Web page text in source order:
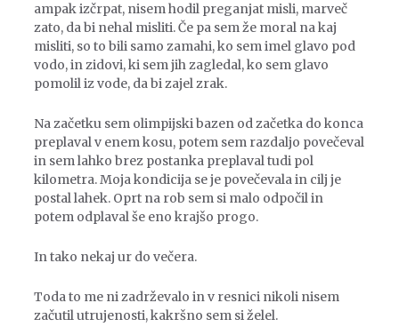
ampak izčrpat, nisem hodil preganjat misli, marveč
zato, da bi nehal misliti. Če pa sem že moral na kaj
misliti, so to bili samo zamahi, ko sem imel glavo pod
vodo, in zidovi, ki sem jih zagledal, ko sem glavo
pomolil iz vode, da bi zajel zrak.
Na začetku sem olimpijski bazen od začetka do konca
preplaval v enem kosu, potem sem razdaljo povečeval
in sem lahko brez postanka preplaval tudi pol
kilometra. Moja kondicija se je povečevala in cilj je
postal lahek. Oprt na rob sem si malo odpočil in
potem odplaval še eno krajšo progo.
In tako nekaj ur do večera.
Toda to me ni zadrževalo in v resnici nikoli nisem
začutil utrujenosti, kakršno sem si želel.